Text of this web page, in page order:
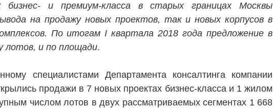
бизнес- и премиум-класса в старых границах Москвы
на продажу новых проектов, так и новых корпусов в
По итогам I квартала 2018 года предложение в
лотов, и по площади.
специалистами Департамента консалтинга компании
продажи в 7 новых проектах бизнес-класса и 1 жилом
числом лотов в двух рассматриваемых сегментах 1 668